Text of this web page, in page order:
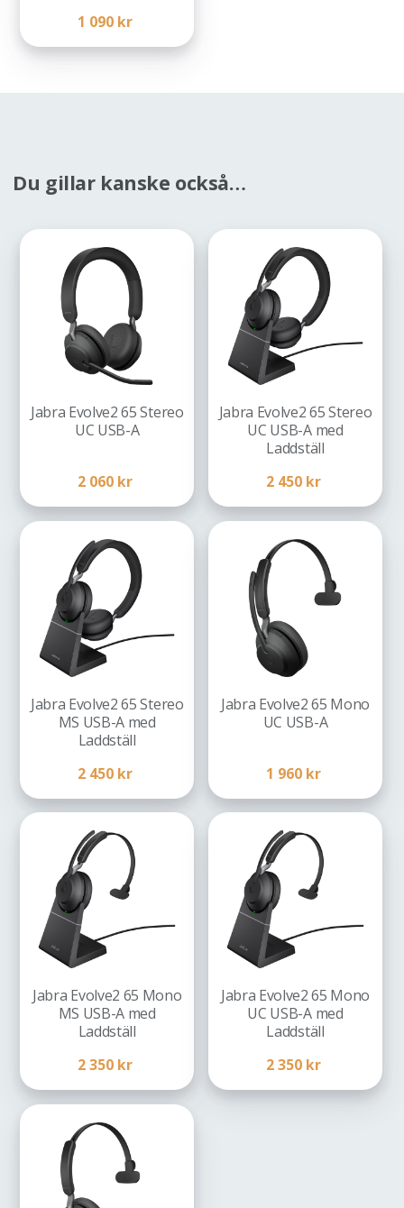
1 090 kr
Du gillar kanske också…
Jabra Evolve2 65 Stereo
UC USB-A
2 060 kr
Jabra Evolve2 65 Stereo
UC USB-A med
Laddställ
2 450 kr
Jabra Evolve2 65 Stereo
MS USB-A med
Laddställ
2 450 kr
Jabra Evolve2 65 Mono
UC USB-A
1 960 kr
Jabra Evolve2 65 Mono
MS USB-A med
Laddställ
2 350 kr
Jabra Evolve2 65 Mono
UC USB-A med
Laddställ
2 350 kr